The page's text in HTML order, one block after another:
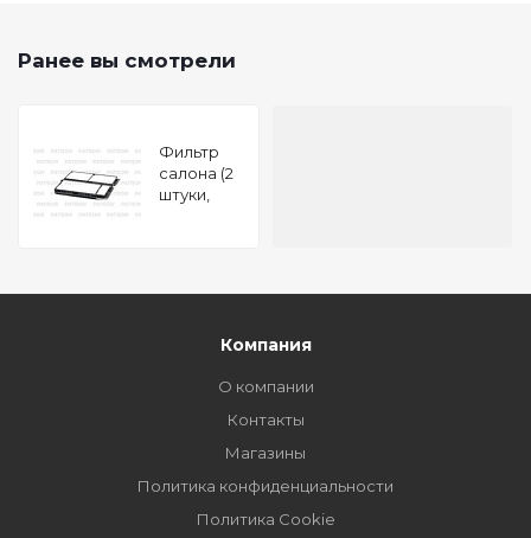
Ранее вы смотрели
Фильтр
салона (2
штуки,
Компания
О компании
Контакты
Магазины
Политика конфиденциальности
Политика Cookie